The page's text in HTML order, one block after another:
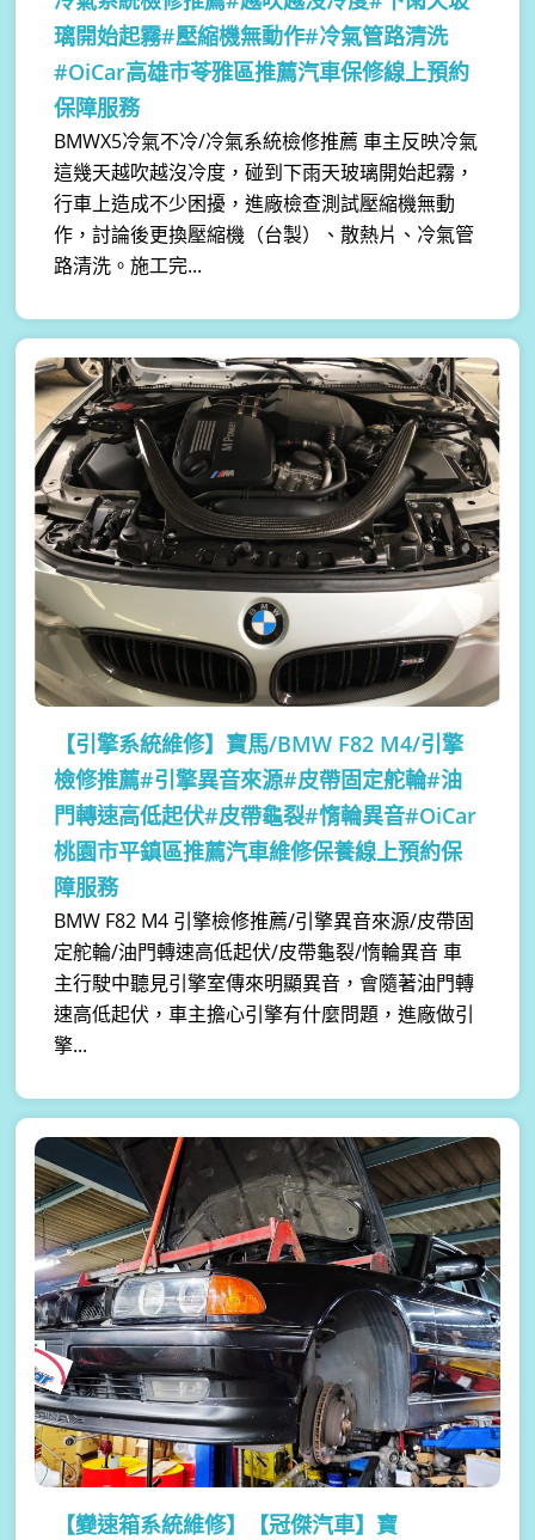
璃開始起霧#壓縮機無動作#冷氣管路清洗
#OiCar高雄市苓雅區推薦汽車保修線上預約
保障服務
BMWX5冷氣不冷/冷氣系統檢修推薦 車主反映冷氣
這幾天越吹越沒冷度，碰到下雨天玻璃開始起霧，
行車上造成不少困擾，進廠檢查測試壓縮機無動
作，討論後更換壓縮機（台製）、散熱片、冷氣管
路清洗。施工完...
【引擎系統維修】 寶馬/BMW F82 M4/引擎
檢修推薦#引擎異音來源#皮帶固定舵輪#油
門轉速高低起伏#皮帶龜裂#惰輪異音#OiCar
桃園市平鎮區推薦汽車維修保養線上預約保
障服務
BMW F82 M4 引擎檢修推薦/引擎異音來源/皮帶固
定舵輪/油門轉速高低起伏/皮帶龜裂/惰輪異音 車
主行駛中聽見引擎室傳來明顯異音，會隨著油門轉
速高低起伏，車主擔心引擎有什麼問題，進廠做引
擎...
【變速箱系統維修】
【冠傑汽車】寶